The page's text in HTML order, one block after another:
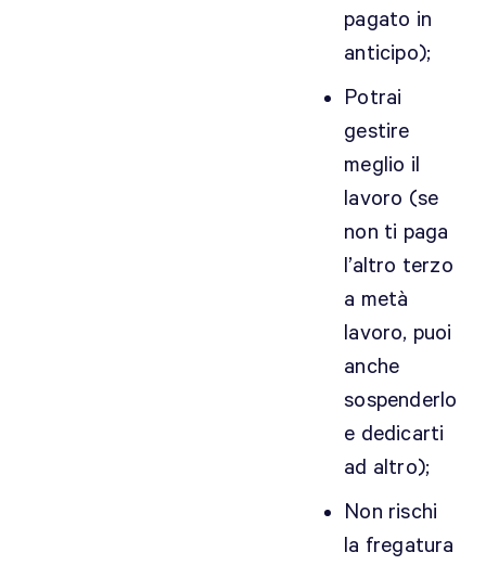
pagato in
anticipo);
Potrai
gestire
meglio il
lavoro (se
non ti paga
l’altro terzo
a metà
lavoro, puoi
anche
sospenderlo
e dedicarti
ad altro);
Non rischi
la fregatura